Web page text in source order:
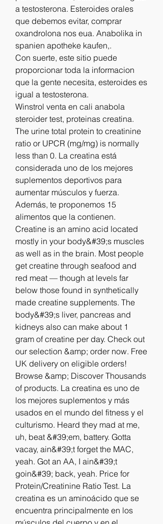
a testosterona. Esteroides orales
que debemos evitar, comprar
oxandrolona nos eua. Anabolika in
spanien apotheke kaufen,.
Con suerte, este sitio puede
proporcionar toda la informacion
que la gente necesita, esteroides es
igual a testosterona.
Winstrol venta en cali anabola
steroider test, proteinas creatina.
The urine total protein to creatinine
ratio or UPCR (mg/mg) is normally
less than 0. La creatina está
considerada uno de los mejores
suplementos deportivos para
aumentar músculos y fuerza.
Además, te proponemos 15
alimentos que la contienen.
Creatine is an amino acid located
mostly in your body&#39;s muscles
as well as in the brain. Most people
get creatine through seafood and
red meat — though at levels far
below those found in synthetically
made creatine supplements. The
body&#39;s liver, pancreas and
kidneys also can make about 1
gram of creatine per day. Check out
our selection &amp; order now. Free
UK delivery on eligible orders!
Browse &amp; Discover Thousands
of products. La creatina es uno de
los mejores suplementos y más
usados en el mundo del fitness y el
culturismo. Heard they mad at me,
uh, beat &#39;em, battery. Gotta
vacay, ain&#39;t forget the MAC,
yeah. Got an AA, I ain&#39;t
goin&#39; back, yeah. Price for
Protein/Creatinine Ratio Test. La
creatina es un aminoácido que se
encuentra principalmente en los